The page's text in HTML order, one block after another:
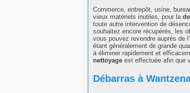
Commerce, entrepôt, usine,
vieux matériels inutiles, pour la
toute autre intervention de
souhaitez encore récupérés, les
vous pouvez revendre auprès de
étant généralement de grande
à éliminer rapidement et
nettoyage est effectuée afin que
Débarras à